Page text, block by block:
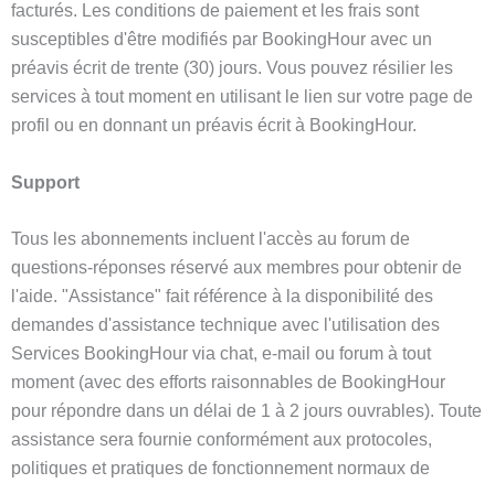
facturés. Les conditions de paiement et les frais sont
susceptibles d'être modifiés par BookingHour avec un
préavis écrit de trente (30) jours. Vous pouvez résilier les
services à tout moment en utilisant le lien sur votre page de
profil ou en donnant un préavis écrit à BookingHour.
Support
Tous les abonnements incluent l'accès au forum de
questions-réponses réservé aux membres pour obtenir de
l'aide. "Assistance" fait référence à la disponibilité des
demandes d'assistance technique avec l'utilisation des
Services BookingHour via chat, e-mail ou forum à tout
moment (avec des efforts raisonnables de BookingHour
pour répondre dans un délai de 1 à 2 jours ouvrables). Toute
assistance sera fournie conformément aux protocoles,
politiques et pratiques de fonctionnement normaux de